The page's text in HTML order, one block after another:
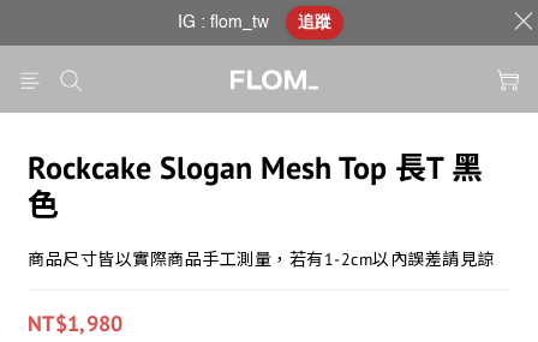
Rockcake Slogan Mesh Top 長T 黑
色
商品尺寸皆以實際商品手工測量，若有1-2cm以內誤差請見諒
NT$1,980
IG : flom_tw 追蹤